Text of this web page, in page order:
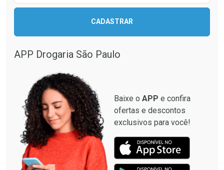
CADASTRAR
APP Drogaria São Paulo
Baixe o APP e confira
ofertas e descontos
exclusivos para você!